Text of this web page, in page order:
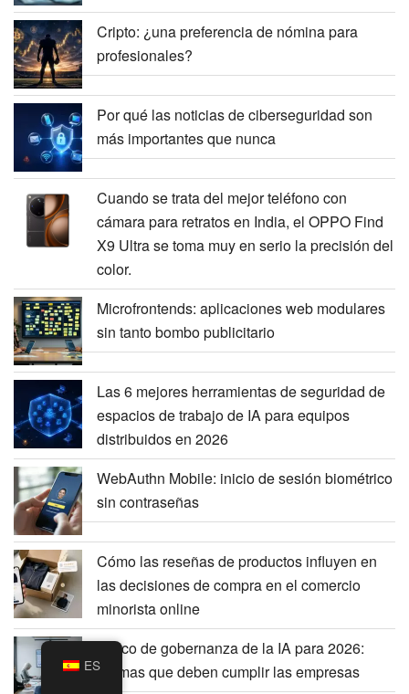
Cripto: ¿una preferencia de nómina para
profesionales?
Por qué las noticias de ciberseguridad son
más importantes que nunca
Cuando se trata del mejor teléfono con
cámara para retratos en India, el OPPO Find
X9 Ultra se toma muy en serio la precisión del
color.
Microfrontends: aplicaciones web modulares
sin tanto bombo publicitario
Las 6 mejores herramientas de seguridad de
espacios de trabajo de IA para equipos
distribuidos en 2026
WebAuthn Mobile: inicio de sesión biométrico
sin contraseñas
Cómo las reseñas de productos influyen en
las decisiones de compra en el comercio
minorista online
Marco de gobernanza de la IA para 2026:
normas que deben cumplir las empresas
ES